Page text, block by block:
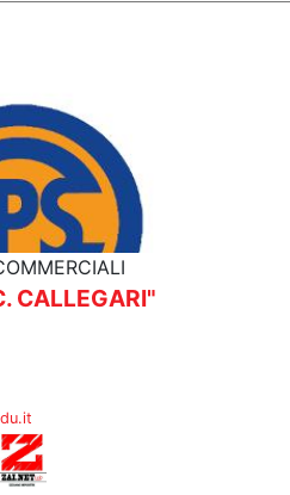
CALLEGARI"